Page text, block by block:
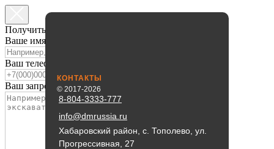
Получить консультацию
Ваше имя
Ваш телефон
Ваш запрос
КОНТАКТЫ
8-804-3333-777
info@dmrussia.ru
Хабаровский район, с. Тополево, ул.
Прогрессивная, 27
© 2017-2026